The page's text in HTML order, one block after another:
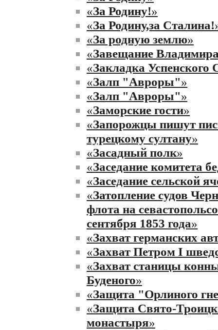
«За Родину!»
«За Родину,за Сталина!
«За родную землю»
«Завещание
«Закладка Успенского
«Залп "Авроры"»
«Залп "Авроры"»
«Заморские гости»
«Запорожцы пишут
турецкому султану»
«Засадный полк»
«Заседание комитета
«Заседание сельской
«Затопление судов
флота на
сентября 1853 года»
«Захват германских
«Захват Петром I
«Захват станицы
Буденого»
«Защита "Орлиного
«Защита Свято-
монастыря»